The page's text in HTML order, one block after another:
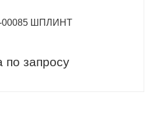
00085 ШПЛИНТ
по запросу